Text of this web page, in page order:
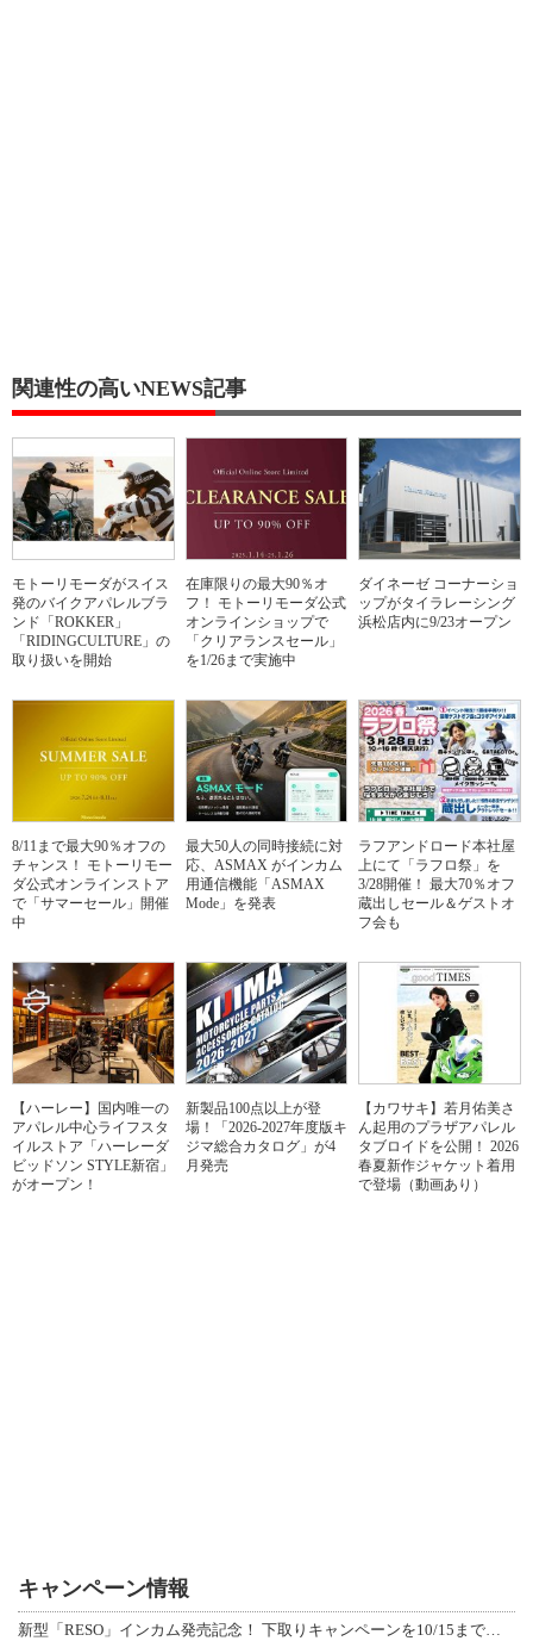
関連性の高いNEWS記事
モトーリモーダがスイス
発のバイクアパレルブラ
ンド「ROKKER」
「RIDINGCULTURE」の
取り扱いを開始
在庫限りの最大90％オ
フ！ モトーリモーダ公式
オンラインショップで
「クリアランスセール」
を1/26まで実施中
ダイネーゼ コーナーショ
ップがタイラレーシング
浜松店内に9/23オープン
8/11まで最大90％オフの
チャンス！ モトーリモー
ダ公式オンラインストア
で「サマーセール」開催
中
最大50人の同時接続に対
応、ASMAX がインカム
用通信機能「ASMAX
Mode」を発表
ラフアンドロード本社屋
上にて「ラフロ祭」を
3/28開催！ 最大70％オフ
蔵出しセール＆ゲストオ
フ会も
【ハーレー】国内唯一の
アパレル中心ライフスタ
イルストア「ハーレーダ
ビッドソン STYLE新宿」
がオープン！
新製品100点以上が登
場！「2026-2027年度版キ
ジマ総合カタログ」が4
月発売
【カワサキ】若月佑美さ
ん起用のプラザアパレル
タブロイドを公開！ 2026
春夏新作ジャケット着用
で登場（動画あり）
キャンペーン情報
新型「RESO」インカム発売記念！ 下取りキャンペーンを10/15まで延長して開